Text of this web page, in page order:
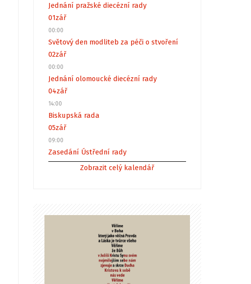
Jednání pražské diecézní rady
01zář
00:00
Světový den modliteb za péči o stvoření
02zář
00:00
Jednání olomoucké diecézní rady
04zář
14:00
Biskupská rada
05zář
09:00
Zasedání Ústřední rady
Zobrazit celý kalendář